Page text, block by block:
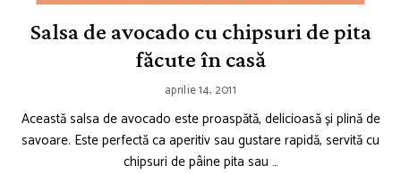
Salsa de avocado cu chipsuri de pita
făcute în casă
aprilie 14, 2011
Această salsa de avocado este proaspătă, delicioasă și plină de
savoare. Este perfectă ca aperitiv sau gustare rapidă, servită cu
chipsuri de pâine pita sau …